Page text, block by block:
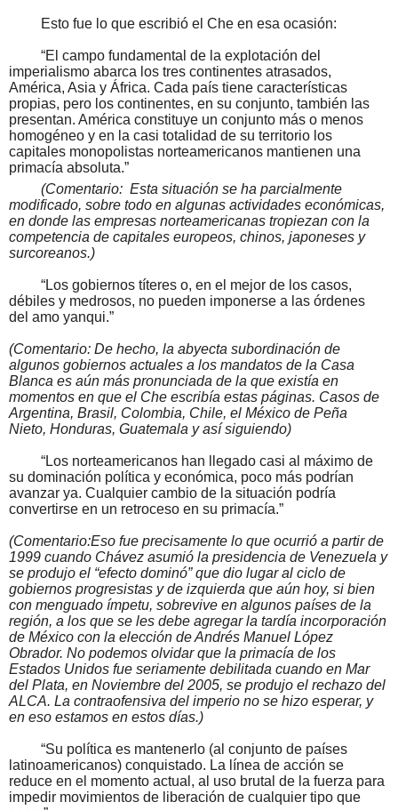
Esto fue lo que escribió el Che en esa ocasión:
“El campo fundamental de la explotación del
imperialismo abarca los tres continentes atrasados,
América, Asia y África. Cada país tiene características
propias, pero los continentes, en su conjunto, también las
presentan. América constituye un conjunto más o menos
homogéneo y en la casi totalidad de su territorio los
capitales monopolistas norteamericanos mantienen una
primacía absoluta.”
(Comentario: Esta situación se ha parcialmente
modificado, sobre todo en algunas actividades económicas,
en donde las empresas norteamericanas tropiezan con la
competencia de capitales europeos, chinos, japoneses y
surcoreanos.)
“Los gobiernos títeres o, en el mejor de los casos,
débiles y medrosos, no pueden imponerse a las órdenes
del amo yanqui.”
(Comentario: De hecho, la abyecta subordinación de
algunos gobiernos actuales a los mandatos de la Casa
Blanca es aún más pronunciada de la que existía en
momentos en que el Che escribía estas páginas. Casos de
Argentina, Brasil, Colombia, Chile, el México de Peña
Nieto, Honduras, Guatemala y así siguiendo)
“Los norteamericanos han llegado casi al máximo de
su dominación política y económica, poco más podrían
avanzar ya. Cualquier cambio de la situación podría
convertirse en un retroceso en su primacía.”
(Comentario:Eso fue precisamente lo que ocurrió a partir de
1999 cuando Chávez asumió la presidencia de Venezuela y
se produjo el “efecto dominó” que dio lugar al ciclo de
gobiernos progresistas y de izquierda que aún hoy, si bien
con menguado ímpetu, sobrevive en algunos países de la
región, a los que se les debe agregar la tardía incorporación
de México con la elección de Andrés Manuel López
Obrador. No podemos olvidar que la primacía de los
Estados Unidos fue seriamente debilitada cuando en Mar
del Plata, en Noviembre del 2005, se produjo el rechazo del
ALCA. La contraofensiva del imperio no se hizo esperar, y
en eso estamos en estos días.)
“Su política es mantenerlo (al conjunto de países
latinoamericanos) conquistado. La línea de acción se
reduce en el momento actual, al uso brutal de la fuerza para
impedir movimientos de liberación de cualquier tipo que